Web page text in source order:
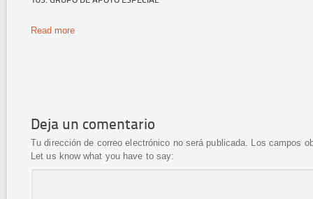
Read more
Deja un comentario
Tu dirección de correo electrónico no será publicada. Los campos
Let us know what you have to say: